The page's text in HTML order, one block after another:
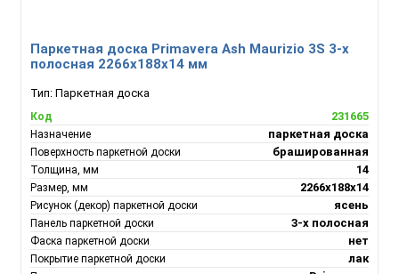
Паркетная доска Primavera Ash Maurizio 3S 3-х
полосная 2266х188х14 мм
Тип: Паркетная доска
Код 231665
Назначение паркетная доска
Поверхность паркетной доски брашированная
Толщина, мм 14
Размер, мм 2266х188х14
Рисунок (декор) паркетной доски ясень
Панель паркетной доски 3-х полосная
Фаска паркетной доски нет
Покрытие паркетной доски лак